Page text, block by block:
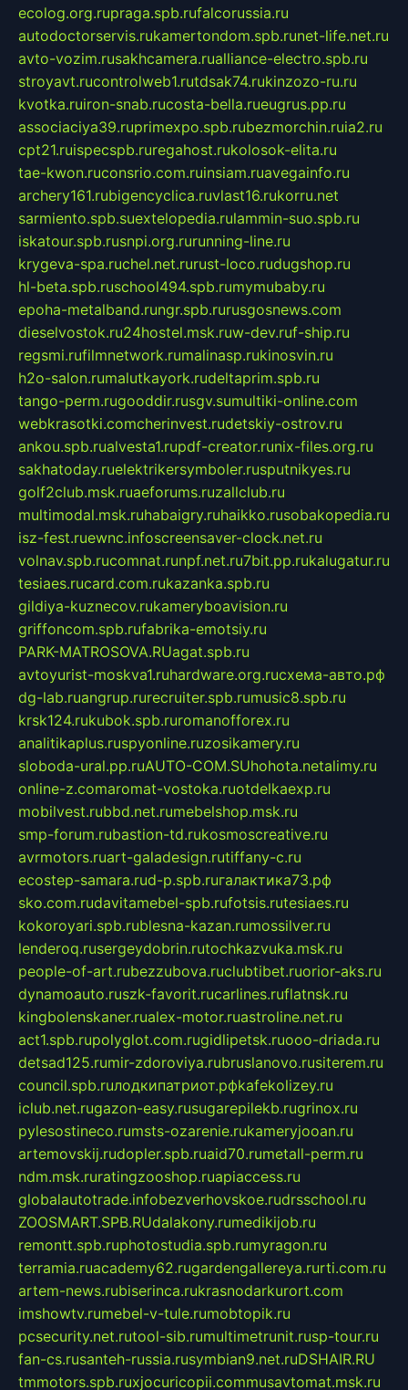
ecolog.org.rupraga.spb.rufalcorussia.ru
autodoctorservis.rukamertondom.spb.runet-life.net.ru
avto-vozim.rusakhcamera.rualliance-electro.spb.ru
stroyavt.rucontrolweb1.rutdsak74.rukinzozo-ru.ru
kvotka.ruiron-snab.rucosta-bella.rueugrus.pp.ru
associaciya39.ruprimexpo.spb.rubezmorchin.ruia2.ru
cpt21.ruispecspb.ruregahost.rukolosok-elita.ru
tae-kwon.ruconsrio.com.ruinsiam.ruavegainfo.ru
archery161.rubigencyclica.ruvlast16.rukorru.net
sarmiento.spb.suextelopedia.rulammin-suo.spb.ru
iskatour.spb.rusnpi.org.rurunning-line.ru
krygeva-spa.ruchel.net.rurust-loco.rudugshop.ru
hl-beta.spb.ruschool494.spb.rumymubaby.ru
epoha-metalband.rungr.spb.rurusgosnews.com
dieselvostok.ru24hostel.msk.ruw-dev.ruf-ship.ru
regsmi.rufilmnetwork.rumalinasp.rukinosvin.ru
h2o-salon.rumalutkayork.rudeltaprim.spb.ru
tango-perm.rugooddir.rusgv.sumultiki-online.com
webkrasotki.comcherinvest.rudetskiy-ostrov.ru
ankou.spb.rualvesta1.rupdf-creator.runix-files.org.ru
sakhatoday.ruelektrikersymboler.rusputnikyes.ru
golf2club.msk.ruaeforums.ruzallclub.ru
multimodal.msk.ruhabaigry.ruhaikko.rusobakopedia.ru
isz-fest.ruewnc.infoscreensaver-clock.net.ru
volnav.spb.rucomnat.runpf.net.ru7bit.pp.rukalugatur.ru
tesiaes.rucard.com.rukazanka.spb.ru
gildiya-kuznecov.rukameryboavision.ru
griffoncom.spb.rufabrika-emotsiy.ru
PARK-MATROSOVA.RUagat.spb.ru
avtoyurist-moskva1.ruhardware.org.ruсхема-авто.рф
dg-lab.ruangrup.rurecruiter.spb.rumusic8.spb.ru
krsk124.rukubok.spb.ruromanofforex.ru
analitikaplus.ruspyonline.ruzosikamery.ru
sloboda-ural.pp.ruAUTO-COM.SUhohota.netalimy.ru
online-z.comaromat-vostoka.ruotdelkaexp.ru
mobilvest.rubbd.net.rumebelshop.msk.ru
smp-forum.rubastion-td.rukosmoscreative.ru
avrmotors.ruart-galadesign.rutiffany-c.ru
ecostep-samara.rud-p.spb.ruгалактика73.рф
sko.com.rudavitamebel-spb.rufotsis.rutesiaes.ru
kokoroyari.spb.rublesna-kazan.rumossilver.ru
lenderoq.rusergeydobrin.rutochkazvuka.msk.ru
people-of-art.rubezzubova.ruclubtibet.ruorior-aks.ru
dynamoauto.ruszk-favorit.rucarlines.ruflatnsk.ru
kingbolenskaner.rualex-motor.ruastroline.net.ru
act1.spb.rupolyglot.com.rugidlipetsk.ruooo-driada.ru
detsad125.rumir-zdoroviya.rubruslanovo.rusiterem.ru
council.spb.ruлодкипатриот.рфkafekolizey.ru
iclub.net.rugazon-easy.rusugarepilekb.rugrinox.ru
pylesostineco.rumsts-ozarenie.rukameryjooan.ru
artemovskij.rudopler.spb.ruaid70.rumetall-perm.ru
ndm.msk.ruratingzooshop.ruapiaccess.ru
globalautotrade.infobezverhovskoe.rudrsschool.ru
ZOOSMART.SPB.RUdalakony.rumedikijob.ru
remontt.spb.ruphotostudia.spb.rumyragon.ru
terramia.ruacademy62.rugardengallereya.rurti.com.ru
artem-news.rubiserinca.rukrasnodarkurort.com
imshowtv.rumebel-v-tule.rumobtopik.ru
pcsecurity.net.rutool-sib.rumultimetrunit.rusp-tour.ru
fan-cs.rusanteh-russia.rusymbian9.net.ruDSHAIR.RU
tmmotors.spb.ruxjocuricopii.commusavtomat.msk.ru